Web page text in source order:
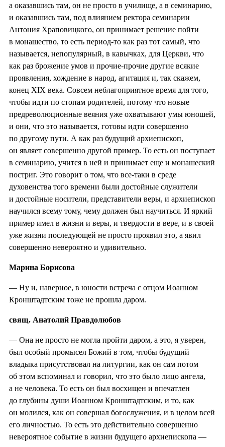
а оказавшись там, он не просто в училище, а в семинарию,
и оказавшись там, под влиянием ректора семинарии
Антония Храповицкого, он принимает решение пойти
в монашество, то есть период-то как раз тот самый, что
называется, непопулярный, в кавычках, для Церкви, что
как раз брожение умов и прочие-прочие другие всякие
проявления, хождение в народ, агитация и, так скажем,
конец XIX века. Совсем неблагоприятное время для того,
чтобы идти по стопам родителей, потому что новые
предреволюционные веяния уже охватывают умы юношей,
и они, что это называется, готовы идти совершенно
по другому пути. А как раз будущий архиепископ,
он являет совершенно другой пример. То есть он поступает
в семинарию, учится в ней и принимает еще и монашеский
постриг. Это говорит о том, что все-таки в среде
духовенства того времени были достойные служители
и достойные носители, представители веры, и архиепископ
научился всему тому, чему должен был научиться. И яркий
пример имел в жизни и веры, и твердости в вере, и в своей
уже жизни последующей не просто проявил это, а явил
совершенно невероятно и удивительно.
Марина Борисова
— Ну и, наверное, в юности встреча с отцом Иоанном
Кронштадтским тоже не прошла даром.
свящ. Анатолий Правдолюбов
— Она не просто не могла пройти даром, а это, я уверен,
был особый промысел Божий в том, чтобы будущий
владыка присутствовал на литургии, как он сам потом
об этом вспоминал и говорил, что это было лицо ангела,
а не человека. То есть он был восхищен и впечатлен
до глубины души Иоанном Кронштадтским, и то, как
он молился, как он совершал богослужения, и в целом всей
его личностью. То есть это действительно совершенно
невероятное событие в жизни будущего архиепископа —